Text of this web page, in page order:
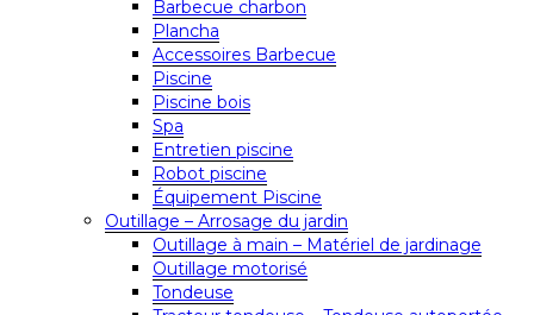
Barbecue charbon
Plancha
Accessoires Barbecue
Piscine
Piscine bois
Spa
Entretien piscine
Robot piscine
Équipement Piscine
Outillage – Arrosage du jardin
Outillage à main – Matériel de jardinage
Outillage motorisé
Tondeuse